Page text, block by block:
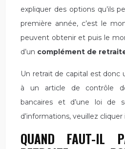
expliquer des options qu’ils
première année, c’est le
peuvent obtenir et puis le
d’un complément de
Un retrait de capital est donc
à un article de contrôle
bancaires et d’une loi de
d’informations, veuillez cliquer
QUAND FAUT-IL